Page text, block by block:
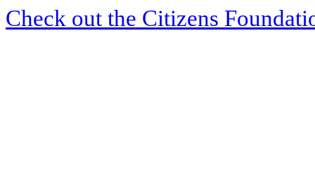
Check out the Citizens